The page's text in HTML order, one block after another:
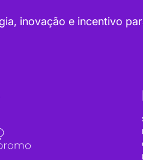
inovação e incentivo